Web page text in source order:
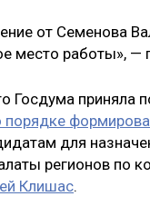
от Семенова
место работы», —
Госдума приняла
порядке
для
регионов по
Клишас.